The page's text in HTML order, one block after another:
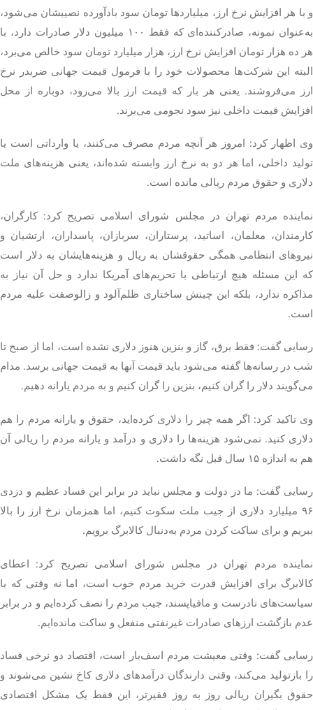
و با هر افزایش نرخ ارز، میلیاردها تومان سود بادآورده نصیبشان می‌شود،
به‌عنوان نمونه، صادرکننده‌ای که فقط ۱۰۰ میلیون دلار صادرات دارد، با
هر ده هزار تومان افزایش نرخ ارز، هزار میلیارد تومان سود خالص می‌برد،
البته این شرکت‌ها محصولات خود را با فرمول قیمت جهانی ضربدر نرخ
ارز می‌فروشند. یعنی هر بار که قیمت ارز بالا می‌رود، دوباره از محل
افزایش قیمت داخلی نیز سود نجومی می‌برند.
وی اظهار کرد: امروز هر آنچه مردم مصرف می‌کنند، یا وارداتی است یا
تولید داخلی، اما هر دو به نرخ ارز وابسته شده‌اند، یعنی هزینه‌های ملت
دلاری و حقوق مردم ریالی مانده است.
نماینده مردم تهران در مجلس شورای اسلامی تصریح کرد: کارگران،
کارمندان، معلمان، اساتید، پرستاران، سربازان، پاسداران، ارتشیان و
نیروهای انتظامی همگی حقوقشان به ریال و هزینه‌هایشان به دلار است
که این مسئله هیچ ارتباطی با تحریم‌های آمریکا ندارد و حل آن نیاز به
مذاکره ندارد، بلکه این چینش ساختاری ظلم‌آلود و زالوصفت علیه مردم
است.
رسایی گفت: فقط برق، گاز و بنزین هنوز دلاری نشده است، اما از صبح تا
شب در رسانه‌ها گفته می‌شود باید قیمت آنها به قیمت جهانی برسد. مدام
می‌گویند دلار را گران کنیم، بنزین را گران کنیم و به مردم یارانه دهیم.
وی تاکید کرد: اگر همه چیز را دلاری کرده‌اید، حقوق و یارانه مردم را هم
دلاری کنید. نمی‌شود هزینه‌ها را دلاری و درآمد و یارانه مردم را ریالی آن
هم به اندازه ۱۵ سال قبل نگه داشت.
رسایی گفت: ما در دولت و مجلس نباید در برابر این فساد عظیم و دزدی
۹۶ میلیارد دلاری از جیب ملت سکوت کنیم، اما همزمان نرخ ارز را بالا
ببریم و برای ساکت کردن مردم به‌دنبال کالابرگ برویم.
نماینده مردم تهران در مجلس شورای اسلامی تصریح کرد: اعطای
کالابرگ برای افزایش قدرت خرید مردم خوب است، اما نه وقتی که با
سیاست‌های نادرست و مافیاپسند، جیب مردم را نصف کرده‌ایم و در برابر
عدم بازگشت ارزهای صادرات غیرنفتی منفعل و ساکت مانده‌ایم.
رسایی گفت: وقتی معیشت مردم اسف‌بار است، اقتصاد دو نرخی فساد
را بازتولید می‌کند، وقتی دارندگان درآمدهای دلاری کاخ نشین می‌شوند و
حقوق بگیران ریالی روز به روز فقیرتر، این فقط یک مشکل اقتصادی